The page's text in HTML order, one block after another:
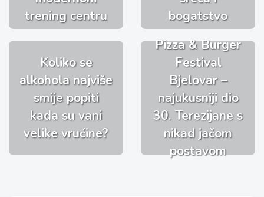
trening centru
bogatstvo
Koliko se
alkohola najviše
smije popiti
kada su vani
velike vrućine?
Pizza & Burger
Festival
Bjelovar –
najukusniji dio
30. Terezijane s
nikad jačom
postavom